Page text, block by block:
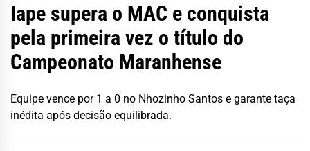
Iape supera o MAC e conquista
pela primeira vez o título do
Campeonato Maranhense
Equipe vence por 1 a 0 no Nhozinho Santos e garante taça
inédita após decisão equilibrada.